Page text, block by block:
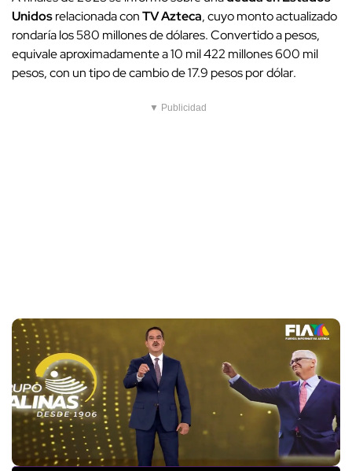
Unidosrelacionada conTV Azteca, cuyo monto actualizado
rondaría los 580 millones de dólares. Convertido a pesos,
equivale aproximadamente a 10 mil 422 millones 600 mil
pesos, con un tipo de cambio de 17.9 pesos por dólar.
▼ Publicidad